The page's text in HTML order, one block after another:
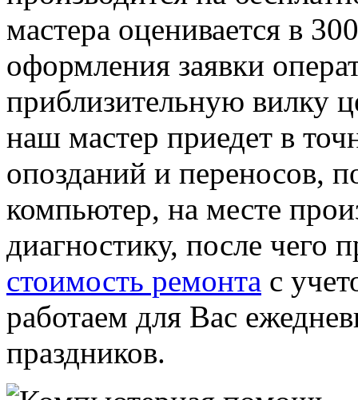
мастера оценивается в
оформления заявки
приблизительную вилку
наш мастер приедет в
опозданий и переносов,
компьютер, на месте
диагностику, после чего
стоимость ремонта с
работаем для Вас
праздников.